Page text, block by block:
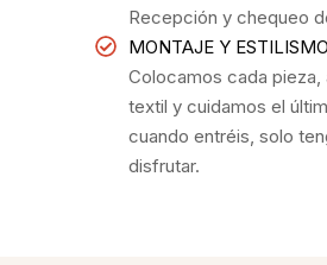
Recepción y chequeo
MONTAJE Y ESTILISMO
Colocamos cada pieza,
textil y cuidamos el
cuando entréis, solo
disfrutar.